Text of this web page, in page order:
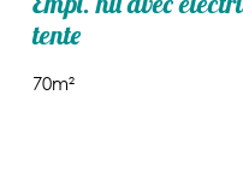
tente
70m²